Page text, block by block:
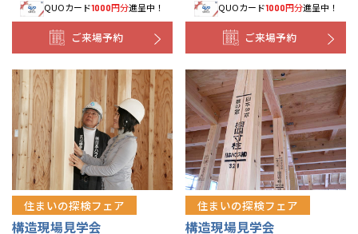
QUOカード1000円分進呈中！
ご来場予約
QUOカード1000円分進呈中！
ご来場予約
住まいの探検フェア
構造現場見学会
住まいの探検フェア
構造現場見学会